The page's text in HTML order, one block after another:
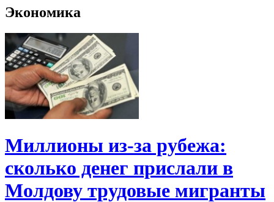
Экономика
Миллионы из-за рубежа:
сколько денег прислали в
Молдову трудовые мигранты